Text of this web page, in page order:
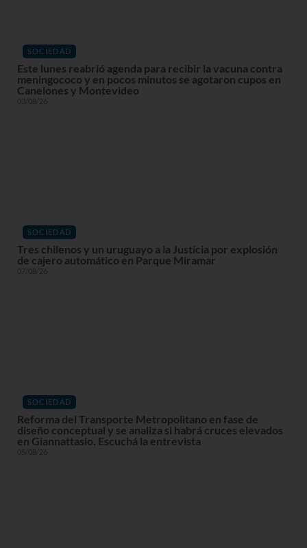
SOCIEDAD
Este lunes reabrió agenda para recibir la vacuna contra
meningococo y en pocos minutos se agotaron cupos en
Canelones y Montevideo
03/08/26
SOCIEDAD
Tres chilenos y un uruguayo a la Justicia por explosión
de cajero automático en Parque Miramar
07/08/26
SOCIEDAD
Reforma del Transporte Metropolitano en fase de
diseño conceptual y se analiza si habrá cruces elevados
en Giannattasio. Escuchá la entrevista
05/08/26